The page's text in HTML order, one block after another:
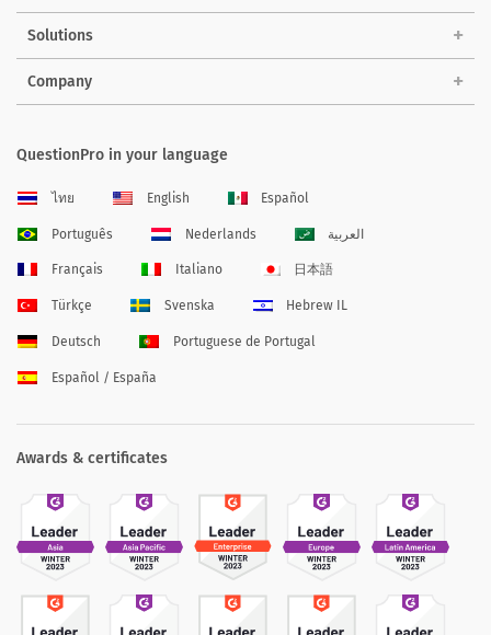
Solutions
Company
QuestionPro in your language
ไทย English Español
Português Nederlands العربية
Français Italiano 日本語
Türkçe Svenska Hebrew IL
Deutsch Portuguese de Portugal
Español / España
Awards & certificates